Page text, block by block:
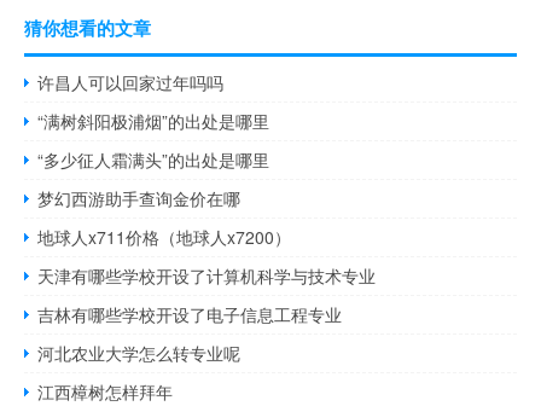
猜你想看的文章
许昌人可以回家过年吗吗
“满树斜阳极浦烟”的出处是哪里
“多少征人霜满头”的出处是哪里
梦幻西游助手查询金价在哪
地球人x711价格（地球人x7200）
天津有哪些学校开设了计算机科学与技术专业
吉林有哪些学校开设了电子信息工程专业
河北农业大学怎么转专业呢
江西樟树怎样拜年